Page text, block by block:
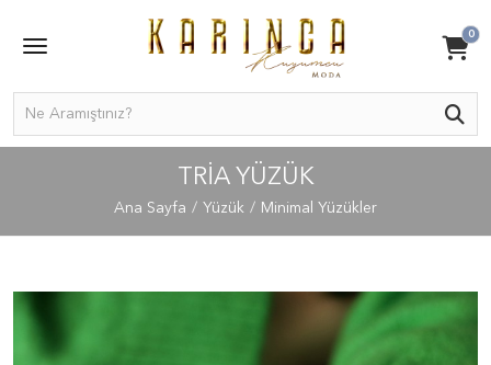
0
TRIA YÜZÜK
Ana Sayfa Yüzük Minimal Yüzükler